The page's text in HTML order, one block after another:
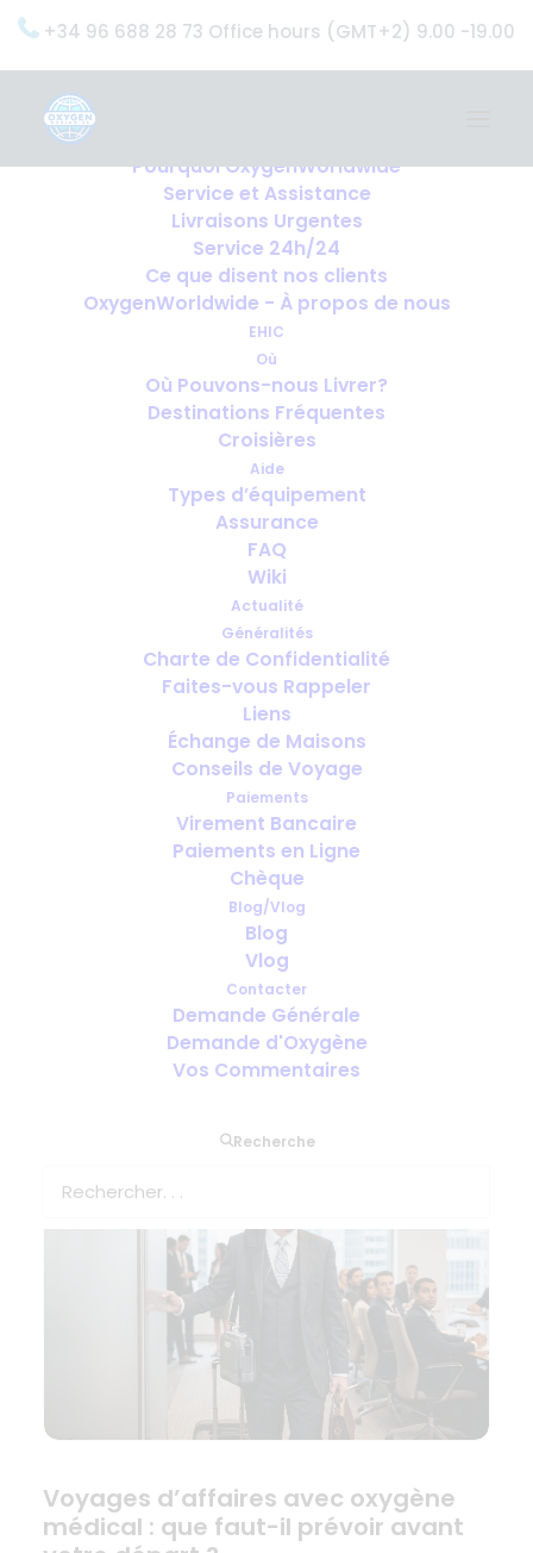
+34 96 688 28 73 Office hours (GMT+2) 9.00 -19.00
OxygenWorldwide (Ce que nous faisons)
Pourquoi OxygenWorldwide
Service et Assistance
Livraisons Urgentes
Service 24h/24
Ce que disent nos clients
OxygenWorldwide - À propos de nous
EHIC
Où
Où Pouvons-nous Livrer?
Destinations Fréquentes
Croisières
Aide
Types d’équipement
Assurance
FAQ
Wiki
Actualité
Généralités
Charte de Confidentialité
Faites-vous Rappeler
Liens
Échange de Maisons
Conseils de Voyage
Paiements
Virement Bancaire
Paiements en Ligne
Chèque
Blog/Vlog
Blog
Vlog
Contacter
Demande Générale
Demande d'Oxygène
Vos Commentaires
Recherche
How far ahead should you arrange
oxygen for travel?
Viajes de negocios con oxígeno
medicinal: qué se debe organizar
Voyages d’affaires avec oxygène
médical : que faut-il prévoir avant